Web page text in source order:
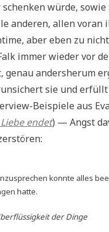
würde,
anderen, allen voran
aber eben zu
immer wieder vor
genau andersherum
sie und
Beispiele aus
endet) — Angst
konnte alles
hatte.
der Dinge